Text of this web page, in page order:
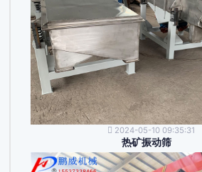
2024-05-10 09:35:31
热矿振动筛